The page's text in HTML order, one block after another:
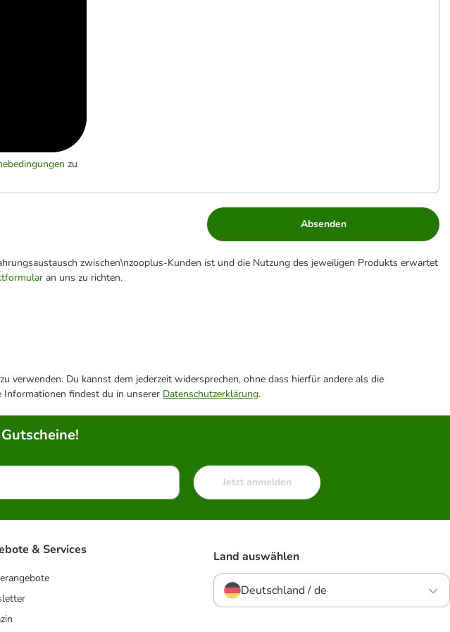
zu
Absenden
zwischen\nzooplus-Kunden ist und die Nutzung des jeweiligen Produkts erwartet
an uns zu richten.
Du kannst dem jederzeit widersprechen, ohne dass hierfür andere als die
Informationen findest du in unserer Datenschutzerklärung.
Jetzt anmelden
& Services Land auswählen
Deutschland / de